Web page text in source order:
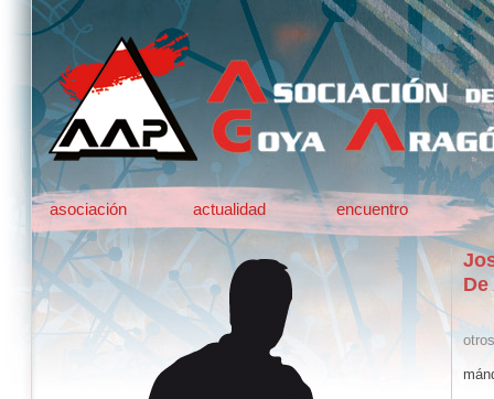
asociación actualidad encuentro
otros